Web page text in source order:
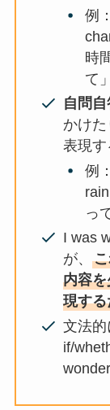
例
時
て」
自問
かけ
表現す
例
っ
I was
が、
内容
現す
文法
if/